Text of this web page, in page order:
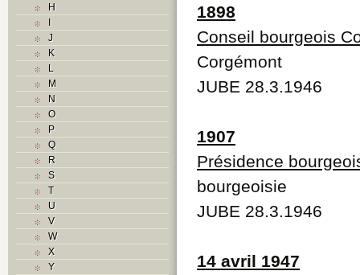
H
I
J
K
L
M
N
O
P
Q
R
S
T
U
V
W
X
Y
1898
Conseil bourgeois
Corgémont
JUBE 28.3.1946
1907
Présidence
bourgeoisie
JUBE 28.3.1946
14 avril 1947